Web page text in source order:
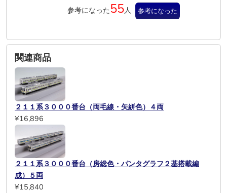
参考になった55人 参考になった
関連商品
２１１系３０００番台（両毛線・矢絣色）４両
¥16,896
２１１系３０００番台（房総色・パンタグラフ２基搭載編
成）５両
¥15,840